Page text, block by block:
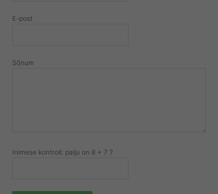
E-post
Sõnum
Inimese kontroll: palju on 8 + 7 ?